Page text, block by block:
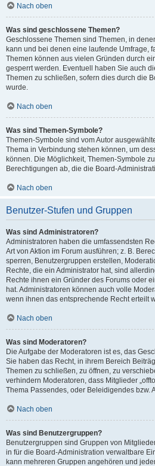
Nach oben
Was sind geschlossene Themen?
Geschlossene Themen sind Themen, in
kann und bei denen eine laufende Umfrage,
Themen können aus vielen Gründen durch
gesperrt werden. Eventuell haben Sie auch
Themen zu schließen, sofern dies durch die
wurde.
Nach oben
Was sind Themen-Symbole?
Themen-Symbole sind vom Autor
Thema in Verbindung stehen können, um
können. Die Möglichkeit, Themen-Symbole
Berechtigungen ab, die die Board-
Nach oben
Benutzer-Stufen und Gruppen
Was sind Administratoren?
Administratoren haben die umfassendsten
Art von Aktion im Forum ausführen; z. B.
sperren, Benutzergruppen erstellen,
Rechte, die ein Administrator hat, sind
Rechte ihnen ein Gründer des Forums oder
hat. Administratoren können auch volle
wenn ihnen das entsprechende Recht erteilt
Nach oben
Was sind Moderatoren?
Die Aufgabe der Moderatoren ist es, das
Sie haben das Recht, in ihrem Bereich
Themen zu schließen, zu öffnen, zu
verhindern Moderatoren, dass Mitglieder
Thema Passendes, oder Beleidigendes bzw.
Nach oben
Was sind Benutzergruppen?
Benutzergruppen sind Gruppen von
in für die Board-Administration verwaltbare
kann mehreren Gruppen angehören und